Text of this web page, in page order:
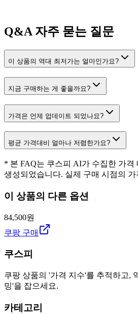
Q&A자주 묻는 질문
이 상품의 역대 최저가는 얼마인가요?
지금 구매하는 게 좋을까요?
가격은 언제 업데이트 되었나요?
평균 가격대비 얼마나 저렴한가요?
* 본 FAQ는 쿠스피 AI가 수집한 가격
생성되었습니다. 실제 구매 시점의
이 상품의 다른 옵션
84,500원
쿠팡 구매
쿠스피
쿠팡 상품의 '가격 지수'를 추적하고,
밍'을 잡으세요.
카테고리